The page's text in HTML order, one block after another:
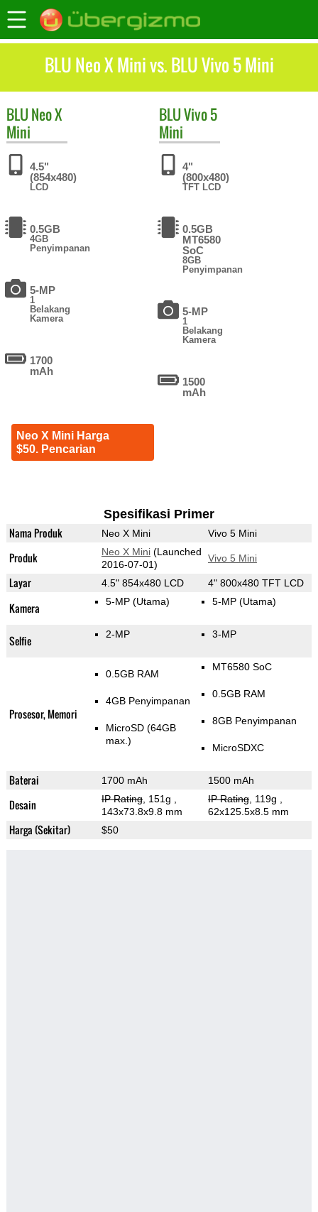
BLU Neo X Mini vs. BLU Vivo 5 Mini
BLUNeo X
Mini
4.5"
(854x480)
LCD
0.5GB
4GB
Penyimpanan
5-MP
1
Belakang
Kamera
1700
mAh
Neo X Mini Harga
$50. Pencarian
BLUVivo 5
Mini
4"
(800x480)
TFT LCD
0.5GB
MT6580
SoC
8GB
Penyimpanan
5-MP
1
Belakang
Kamera
1500
mAh
Spesifikasi Primer
Nama Produk Neo X Mini Vivo 5 Mini
Produk Neo X Mini(Launched
2016-07-01)
Vivo 5 Mini
Layar 4.5" 854x480 LCD 4" 800x480 TFT LCD
Kamera 5-MP (Utama) 5-MP (Utama)
Selfie 2-MP 3-MP
Prosesor, Memori
0.5GB RAM
4GB Penyimpanan
MicroSD (64GB
max.)
MT6580 SoC
0.5GB RAM
8GB Penyimpanan
MicroSDXC
Baterai 1700 mAh 1500 mAh
Desain IP Rating, 151g
143x73.8x9.8 mm
IP Rating, 119g
62x125.5x8.5 mm
Harga (Sekitar) $50